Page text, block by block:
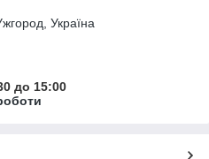
Україна
до 15:00